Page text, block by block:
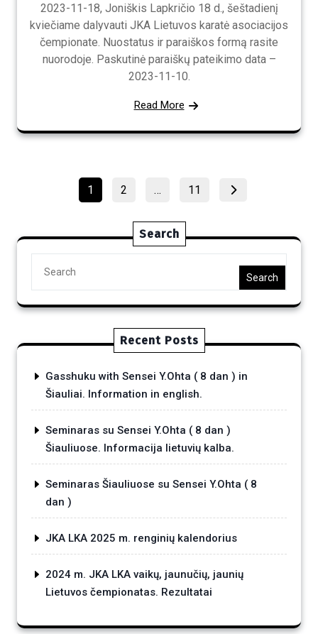
2023-11-18, Joniškis Lapkričio 18 d., šeštadienį
kviečiame dalyvauti JKA Lietuvos karatė asociacijos
čempionate. Nuostatus ir paraiškos formą rasite
nuorodoje. Paskutinė paraiškų pateikimo data –
2023-11-10.
Read More
Posts
Page
1 Page
2 … Page
11
Search
Search
Recent Posts
Gasshuku with Sensei Y.Ohta ( 8 dan ) in
Šiauliai. Information in english.
Seminaras su Sensei Y.Ohta ( 8 dan )
Šiauliuose. Informacija lietuvių kalba.
Seminaras Šiauliuose su Sensei Y.Ohta ( 8
dan )
JKA LKA 2025 m. renginių kalendorius
2024 m. JKA LKA vaikų, jaunučių, jaunių
Lietuvos čempionatas. Rezultatai